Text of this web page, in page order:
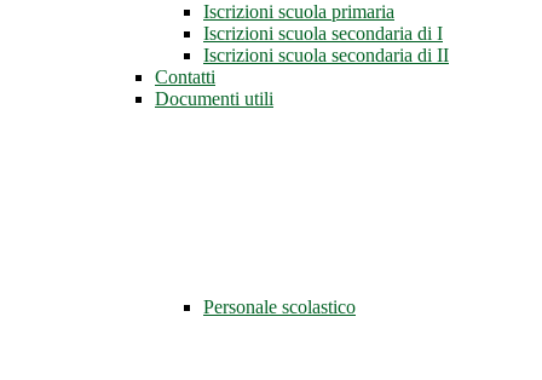
Iscrizioni scuola primaria
Iscrizioni scuola secondaria di I
Iscrizioni scuola secondaria di II
Contatti
Documenti utili
Personale scolastico